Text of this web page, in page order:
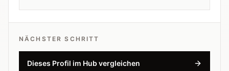
NÄCHSTER SCHRITT
Dieses Profil im Hub vergleichen